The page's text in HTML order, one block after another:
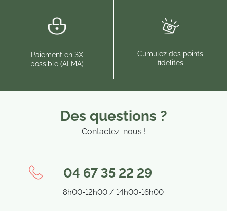
Paiement en 3X
possible (ALMA)
Cumulez des points
fidélités
Des questions ?
Contactez-nous !
04 67 35 22 29
8h00-12h00 / 14h00-16h00